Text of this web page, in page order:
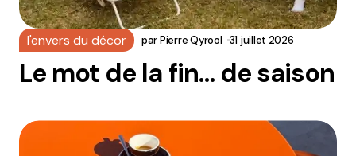
l'envers du décor parPierre Qyrool 31 juillet 2026
Le mot de la fin… de saison